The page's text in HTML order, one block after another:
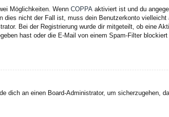
Möglichkeiten. Wenn COPPA aktiviert ist und du
dies nicht der Fall ist, muss dein Benutzerkonto
Bei der Registrierung wurde dir mitgeteilt, ob eine
hast oder die E-Mail von einem Spam-Filter
dich an einen Board-Administrator, um sicherzugehen,